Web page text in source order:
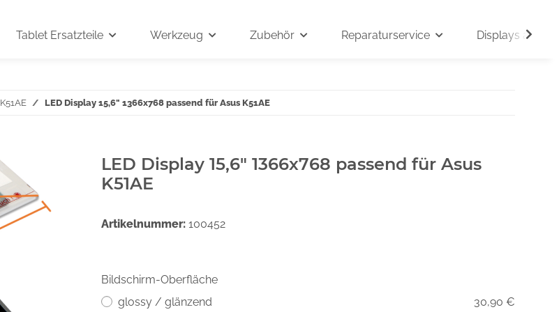
Tablet Ersatzteile Werkzeug Zubehör Reparaturservice Displays auf
K51AE LED Display 15,6" 1366x768 passend für Asus K51AE
LED Display 15,6" 1366x768 passend für Asus
K51AE
Artikelnummer: 100452
Bildschirm-Oberfläche
glossy / glänzend
30,90 €